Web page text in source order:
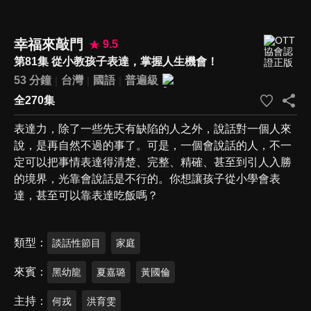
幸福來敲門
9.5
第81集 從小教孩子表達，掌握人生機會！
53 分鐘
台灣 國語
普遍級
全270集
表達力，除了一些先天有缺陷的人之外，說話對一個人來
說，是再自然不過的事了。可是，一個會說話的人，不一
定可以把事情表達得清楚、完整、精確、甚至到引人入勝
的境界，光靠會說話是不行的。你想讓孩子從小學會表
達，甚至可以靠表達吃飯嗎？
類型 談話性節目 家庭
來賓 黑幼龍 夏嘉璐 黃國倫
主持 何戎 洪育雯